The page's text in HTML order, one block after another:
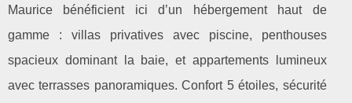
Maurice bénéficient ici d’un hébergement haut de
gamme : villas privatives avec piscine, penthouses
spacieux dominant la baie, et appartements lumineux
avec terrasses panoramiques. Confort 5 étoiles, sécurité